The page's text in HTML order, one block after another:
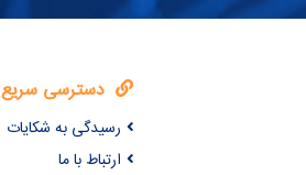
دسترسی سریع
رسیدگی به شکایات
ارتباط با ما